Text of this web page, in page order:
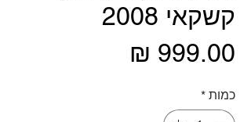
קשקאי 2008
כמות *